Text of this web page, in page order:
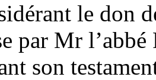
le don
par Mr l’abbé
son